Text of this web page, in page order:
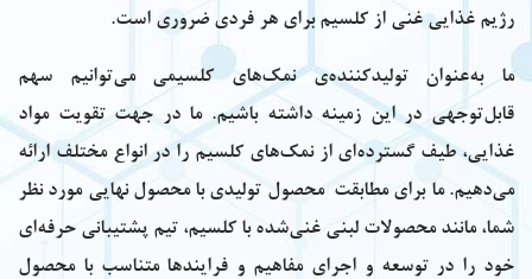
رژیم غذایی غنی از کلسیم برای هر فردی ضروری است.
ما به‌عنوان تولیدکننده‌ی نمک‌های کلسیمی می‌توانیم سهم
قابل‌توجهی در این زمینه داشته باشیم. ما در جهت تقویت مواد
غذایی، طیف گسترده‌ای از نمک‌های کلسیم را در انواع مختلف ارائه
می‌دهیم. ما برای مطابقت محصول تولیدی با محصول نهایی مورد نظر
شما، مانند محصولات لبنی غنی‌شده با کلسیم، تیم پشتیبانی حرفه‌ای
خود را در توسعه و اجرای مفاهیم و فرایندها متناسب با محصول